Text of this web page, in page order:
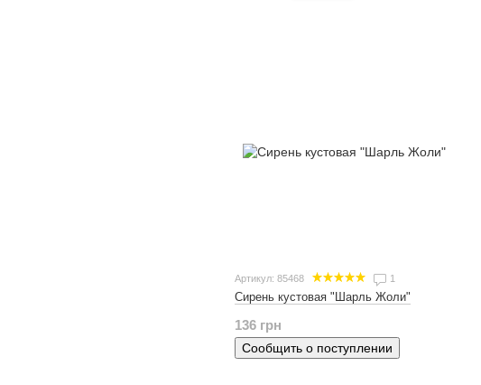
Артикул: 85468 1
Сирень кустовая "Шарль Жоли"
136 грн
Сообщить о поступлении